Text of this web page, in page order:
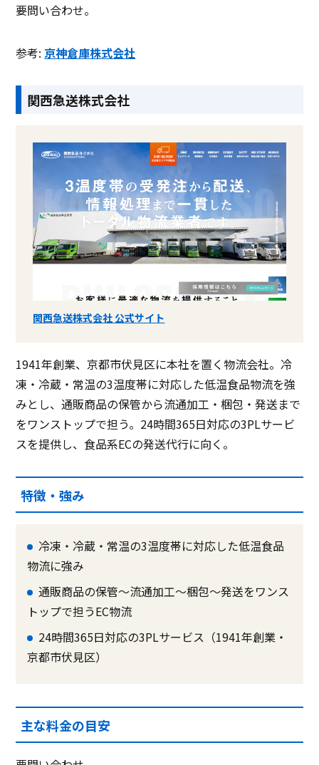
要問い合わせ。
参考: 京神倉庫株式会社
関西急送株式会社
関西急送株式会社 公式サイト
1941年創業、京都市伏見区に本社を置く物流会社。冷
凍・冷蔵・常温の3温度帯に対応した低温食品物流を強
みとし、通販商品の保管から流通加工・梱包・発送まで
をワンストップで担う。24時間365日対応の3PLサービ
スを提供し、食品系ECの発送代行に向く。
特徴・強み
冷凍・冷蔵・常温の3温度帯に対応した低温食品
物流に強み
通販商品の保管〜流通加工〜梱包〜発送をワンス
トップで担うEC物流
24時間365日対応の3PLサービス（1941年創業・
京都市伏見区）
主な料金の目安